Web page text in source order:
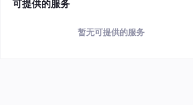
可提供的服务
暂无可提供的服务